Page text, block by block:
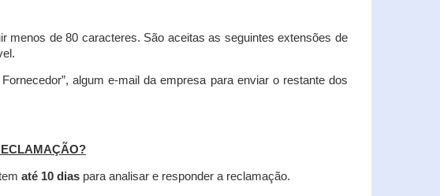
menos de 80 caracteres. São aceitas as seguintes extensões de
algum e-mail da empresa para enviar o restante dos
até 10 dias para analisar e responder a reclamação.